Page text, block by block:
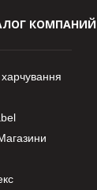
КОМПАНИЙ